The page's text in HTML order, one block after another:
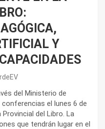
Y
del Ministerio de
el lunes 6 de
del Libro. La
que tendrán lugar en el